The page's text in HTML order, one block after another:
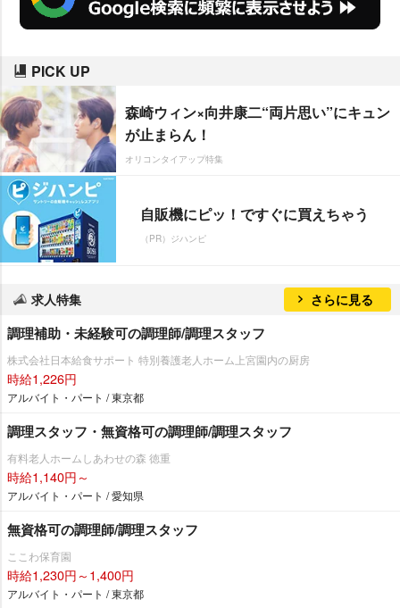
PICK UP
森崎ウィン×向井康二“両片思い”にキュン
が止まらん！
オリコンタイアップ特集
自販機にピッ！ですぐに買えちゃう
（PR）ジハンピ
求人特集 さらに見る
調理補助・未経験可の調理師/調理スタッフ
株式会社日本給食サポート 特別養護老人ホーム上宮園内の厨房
時給1,226円
アルバイト・パート / 東京都
調理スタッフ・無資格可の調理師/調理スタッフ
有料老人ホームしあわせの森 徳重
時給1,140円～
アルバイト・パート / 愛知県
無資格可の調理師/調理スタッフ
ここわ保育園
時給1,230円～1,400円
アルバイト・パート / 東京都